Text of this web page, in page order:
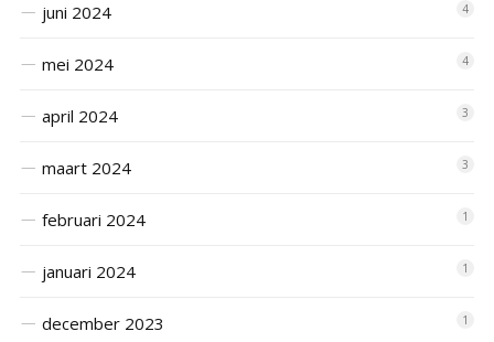
juni 2024 4
mei 2024 4
april 2024 3
maart 2024 3
februari 2024 1
januari 2024 1
december 2023 1